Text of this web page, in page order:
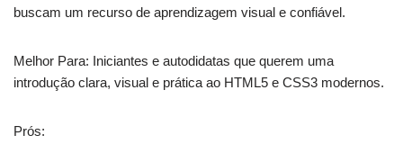
buscam um recurso de aprendizagem visual e confiável.
Melhor Para: Iniciantes e autodidatas que querem uma
introdução clara, visual e prática ao HTML5 e CSS3 modernos.
Prós: